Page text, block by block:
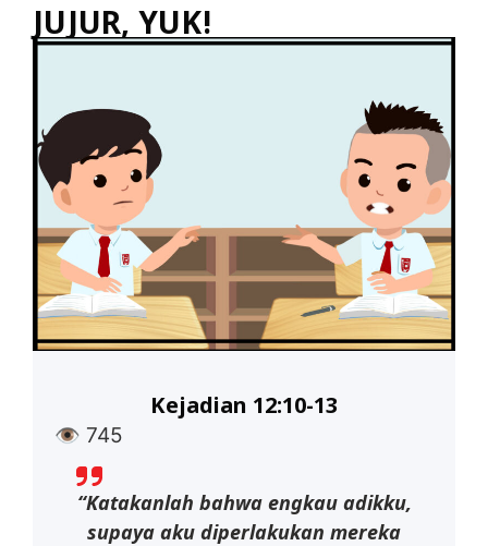
JUJUR, YUK!
👁 745
Kejadian 12:10-13
“Katakanlah bahwa engkau adikku,
supaya aku diperlakukan mereka